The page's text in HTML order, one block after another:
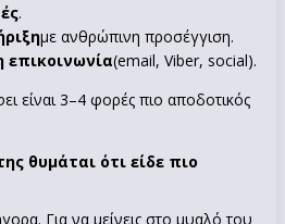
.
με ανθρώπινη προσέγγιση.
(email, Viber, social).
είναι 3–4 φορές πιο αποδοτικός
θυμάται ότι είδε πιο
Για να μείνεις στο μυαλό του